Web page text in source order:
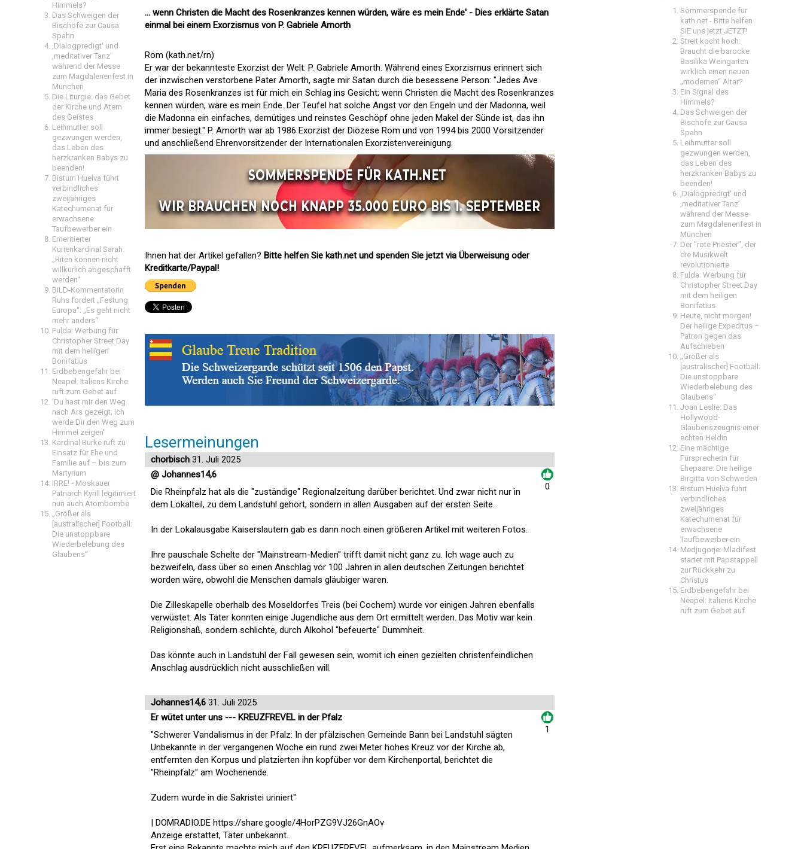
Himmels?
Das Schweigen der
Bischöfe zur Causa
Spahn
‚Dialogpredigt‘ und
‚meditativer Tanz’
während der Messe
zum Magdalenenfest in
München
Die Liturgie: das Gebet
der Kirche und Atem
des Geistes
Leihmutter soll
gezwungen werden,
das Leben des
herzkranken Babys zu
beenden!
Bistum Huelva führt
verbindliches
zweijähriges
Katechumenat für
erwachsene
Taufbewerber ein
Emeritierter
Kurienkardinal Sarah:
„Riten können nicht
willkürlich abgeschafft
werden“
BILD-Kommentatorin
Ruhs fordert „Festung
Europa“: „Es geht nicht
mehr anders“
Fulda: Werbung für
Christopher Street Day
mit dem heiligen
Bonifatius
Erdbebengefahr bei
Neapel: Italiens Kirche
ruft zum Gebet auf
'Du hast mir den Weg
nach Ars gezeigt; ich
werde Dir den Weg zum
Himmel zeigen'
Kardinal Burke ruft zu
Einsatz für Ehe und
Familie auf – bis zum
Martyrium
IRRE! - Moskauer
Patriarch Kyrill legitimiert
nun auch Atombombe
„Größer als
[australischer] Football:
Die unstoppbare
Wiederbelebung des
Glaubens“
... wenn Christen die Macht des Rosenkranzes kennen würden, wäre es mein Ende' - Dies erklärte Satan
einmal bei einem Exorzismus von P. Gabriele Amorth
Rom (kath.net/rn)
Er war der bekannteste Exorzist der Welt: P. Gabriele Amorth. Während eines Exorzismus erinnert sich
der inzwischen verstorbene Pater Amorth, sagte mir Satan durch die besessene Person: "Jedes Ave
Maria des Rosenkranzes ist für mich ein Schlag ins Gesicht; wenn Christen die Macht des Rosenkranzes
kennen würden, wäre es mein Ende. Der Teufel hat solche Angst vor den Engeln und der Madonna, weil
die Madonna ein einfaches, demütiges und reinstes Geschöpf ohne jeden Makel der Sünde ist, das ihn
immer besiegt." P. Amorth war ab 1986 Exorzist der Diözese Rom und von 1994 bis 2000 Vorsitzender
und anschließend Ehrenvorsitzender der Internationalen Exorzistenvereinigung.
Ihnen hat der Artikel gefallen? Bitte helfen Sie kath.net und spenden Sie jetzt via Überweisung oder
Kreditkarte/Paypal!
Lesermeinungen
chorbisch 31. Juli 2025
@ Johannes14,6
Die Rheinpfalz hat als die "zuständige" Regionalzeitung darüber berichtet. Und zwar nicht nur in
dem Lokalteil, zu dem Landstuhl gehört, sondern in allen Ausgaben auf der ersten Seite.
In der Lokalausgabe Kaiserslautern gab es dann noch einen größeren Artikel mit weiteren Fotos.
Ihre pauschale Schelte der "Mainstream-Medien" trifft damit nicht ganz zu. Ich wage auch zu
bezweifeln, dass über so einen Anschlag vor 100 Jahren in allen deutschen Zeitungen berichtet
worden wäre, obwohl die Menschen damals gläubiger waren.
Die Zilleskapelle oberhalb des Moseldorfes Treis (bei Cochem) wurde vor einigen Jahren ebenfalls
verwüstet. Als Täter konnten einige Jugendliche aus dem Ort ermittelt werden. Das Motiv war kein
Religionshaß, sondern schlichte, durch Alkohol "befeuerte" Dummheit.
Das könnte auch in Landstuhl der Fall gewesen sein, womit ich einen gezielten christenfeindlichen
Anschlag ausdrücklich nicht ausschließen will.
0
Johannes14,6 31. Juli 2025
Er wütet unter uns --- KREUZFREVEL in der Pfalz
"Schwerer Vandalismus in der Pfalz: In der pfälzischen Gemeinde Bann bei Landstuhl sägten
Unbekannte in der vergangenen Woche ein rund zwei Meter hohes Kreuz vor der Kirche ab,
entfernten den Korpus und platzierten ihn kopfüber vor dem Kirchenportal, berichtet die
"Rheinpfalz" am Wochenende.
Zudem wurde in die Sakristei uriniert"
| DOMRADIO.DE https://share.google/4HorPZG9VJ26GnAOv
Anzeige erstattet, Täter unbekannt.
1
Sommerspende für
kath.net - Bitte helfen
SIE uns jetzt JETZT!
Streit kocht hoch:
Braucht die barocke
Basilika Weingarten
wirklich einen neuen
„modernen“ Altar?
Ein Signal des
Himmels?
Das Schweigen der
Bischöfe zur Causa
Spahn
Leihmutter soll
gezwungen werden,
das Leben des
herzkranken Babys zu
beenden!
‚Dialogpredigt‘ und
‚meditativer Tanz’
während der Messe
zum Magdalenenfest in
München
Der "rote Priester", der
die Musikwelt
revolutionierte
Fulda: Werbung für
Christopher Street Day
mit dem heiligen
Bonifatius
Heute, nicht morgen!
Der heilige Expeditus –
Patron gegen das
Aufschieben
„Größer als
[australischer] Football:
Die unstoppbare
Wiederbelebung des
Glaubens“
Joan Leslie: Das
Hollywood-
Glaubenszeugnis einer
echten Heldin
Eine mächtige
Fürsprecherin für
Ehepaare: Die heilige
Birgitta von Schweden
Bistum Huelva führt
verbindliches
zweijähriges
Katechumenat für
erwachsene
Taufbewerber ein
Medjugorje: Mladifest
startet mit Papstappell
zur Rückkehr zu
Christus
Erdbebengefahr bei
Neapel: Italiens Kirche
ruft zum Gebet auf